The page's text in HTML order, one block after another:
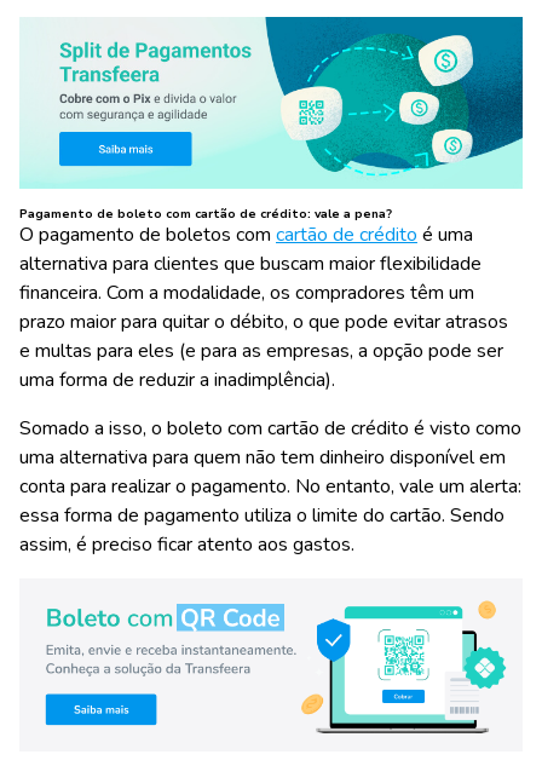
Pagamento de boleto com cartão de crédito: vale a pena?
O pagamento de boletos com cartão de créditoé uma
alternativa para clientes que buscam maior flexibilidade
financeira. Com a modalidade, os compradores têm um
prazo maior para quitar o débito, o que pode evitar atrasos
e multas para eles (e para as empresas, a opção pode ser
uma forma de reduzir a inadimplência).
Somado a isso, o boleto com cartão de crédito é visto como
uma alternativa para quem não tem dinheiro disponível em
conta para realizar o pagamento. No entanto, vale um alerta:
essa forma de pagamento utiliza o limite do cartão. Sendo
assim, é preciso ficar atento aos gastos.